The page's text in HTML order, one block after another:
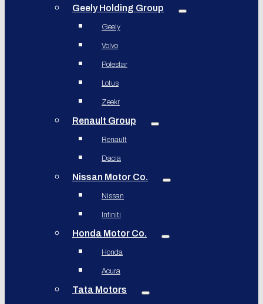
Geely Holding Group
Geely
Volvo
Polestar
Lotus
Zeekr
Renault Group
Renault
Dacia
Nissan Motor Co.
Nissan
Infiniti
Honda Motor Co.
Honda
Acura
Tata Motors